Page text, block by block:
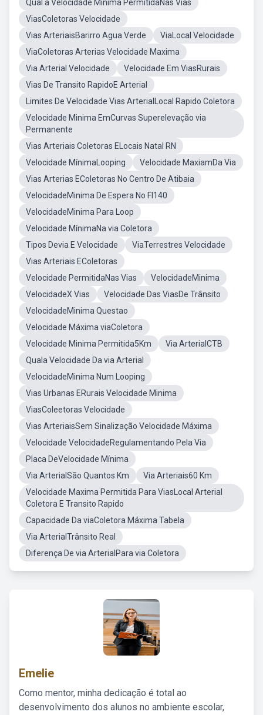
Qual a Velocidade Mínima PermitidaNas Vias
ViasColetoras Velocidade
Vias ArteriaisBarirro Agua Verde
ViaLocal Velocidade
ViaColetoras Arterias Velocidade Maxima
Via Arterial Velocidade
Velocidade Em ViasRurais
Vias De Transito RapidoE Arterial
Limites De Velocidade Vias ArterialLocal Rapido Coletora
Velocidade Minima EmCurvas Superelevação via
Permanente
Vias Arteriais Coletoras ELocais Natal RN
Velocidade MínimaLooping
Velocidade MaxiamDa Via
Vias Arterias EColetoras No Centro De Atibaia
VelocidadeMinima De Espera No Fl140
VelocidadeMinima Para Loop
Velocidade MínimaNa via Coletora
Tipos Devia E Velocidade
ViaTerrestres Velocidade
Vias Arteriais EColetoras
Velocidade PermitidaNas Vias
VelocidadeMinima
VelocidadeX Vias
Velocidade Das ViasDe Trânsito
VelocidadeMinima Questao
Velocidade Máxima viaColetora
Velocidade Minima Permitida5Km
Via ArterialCTB
Quala Velocidade Da via Arterial
VelocidadeMinima Num Looping
Vias Urbanas ERurais Velocidade Minima
ViasColeetoras Velocidade
Vias ArteriaisSem Sinalização Velocidade Máxima
Velocidade VelocidadeRegulamentando Pela Via
Placa DeVelocidade Mínima
Via ArterialSão Quantos Km
Via Arteriais60 Km
Velocidade Maxima Permitida Para ViasLocal Arterial
Coletora E Transito Rapido
Capacidade Da viaColetora Máxima Tabela
Via ArterialTrânsito Real
Diferença De via ArterialPara via Coletora
Emelie
Como mentor, minha dedicação é total ao
desenvolvimento dos alunos no ambiente escolar,